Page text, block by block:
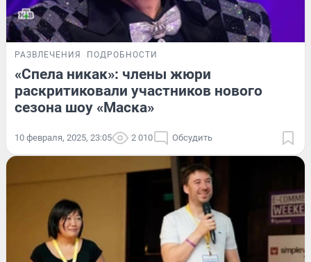
РАЗВЛЕЧЕНИЯ ПОДРОБНОСТИ
«Спела никак»: члены жюри
раскритиковали участников нового
сезона шоу «Маска»
10 февраля, 2025, 23:05 2 010 Обсудить